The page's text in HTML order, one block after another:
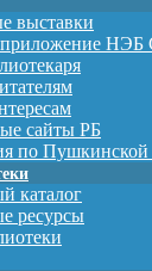
выставки
НЭБ
сайты РБ
по Пушкинской
каталог
ресурсы